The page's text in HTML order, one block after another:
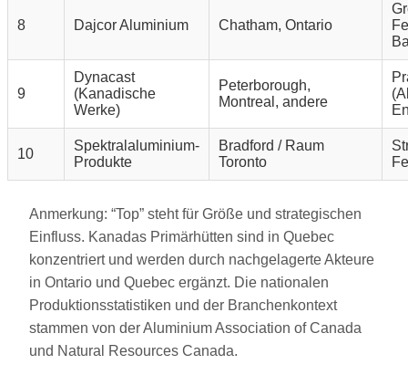
8 Dajcor Aluminium Chatham, Ontario
9
Dynacast
(Kanadische
Werke)
Peterborough,
Montreal, andere
10
Spektralaluminium-
Produkte
Bradford / Raum
Toronto
Anmerkung: “Top” steht für Größe und strategischen
Einfluss. Kanadas Primärhütten sind in Quebec
konzentriert und werden durch nachgelagerte Akteure
in Ontario und Quebec ergänzt. Die nationalen
Produktionsstatistiken und der Branchenkontext
stammen von der Aluminium Association of Canada
und Natural Resources Canada.